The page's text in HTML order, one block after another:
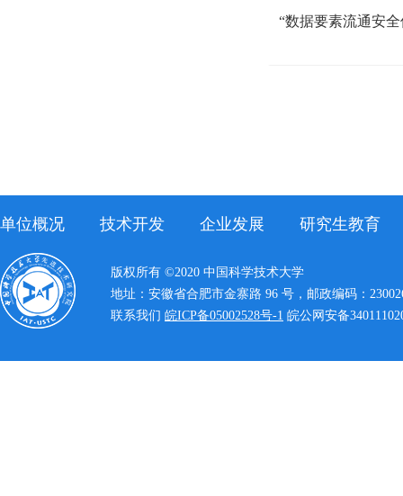
“数据要素流通安
单位概况 技术开发 企业发展 研究生教育
版权所有 ©2020 中国科学技术大学
地址：安徽省合肥市金寨路 96 号，邮政编码：
联系我们 皖ICP备05002528号-1 皖公网安备